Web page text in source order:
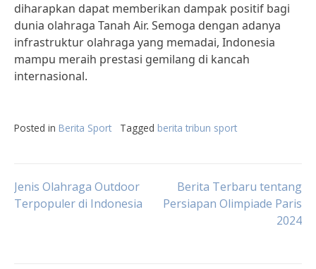
diharapkan dapat memberikan dampak positif bagi
dunia olahraga Tanah Air. Semoga dengan adanya
infrastruktur olahraga yang memadai, Indonesia
mampu meraih prestasi gemilang di kancah
internasional.
Posted in Berita Sport Tagged berita tribun sport
Post
Jenis Olahraga Outdoor
Terpopuler di Indonesia
Berita Terbaru tentang
Persiapan Olimpiade Paris
2024